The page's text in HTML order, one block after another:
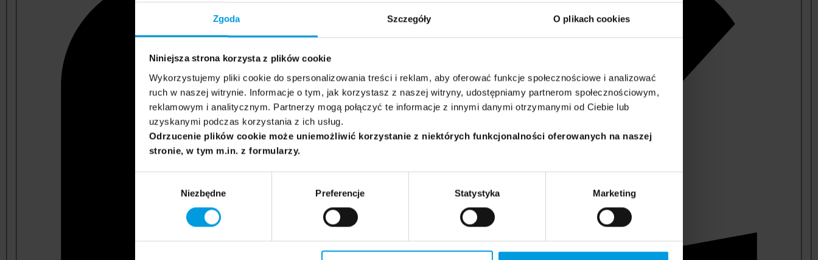
Zgoda Szczegóły O plikach cookies
Niniejsza strona korzysta z plików cookie
Wykorzystujemy pliki cookie do spersonalizowania treści i reklam, aby oferować funkcje społecznościowe i analizować
ruch w naszej witrynie. Informacje o tym, jak korzystasz z naszej witryny, udostępniamy partnerom społecznościowym,
reklamowym i analitycznym. Partnerzy mogą połączyć te informacje z innymi danymi otrzymanymi od Ciebie lub
uzyskanymi podczas korzystania z ich usług.
Odrzucenie plików cookie może uniemożliwić korzystanie z niektórych funkcjonalności oferowanych na naszej
stronie, w tym m.in. z formularzy.
Niezbędne Preferencje Statystyka Marketing